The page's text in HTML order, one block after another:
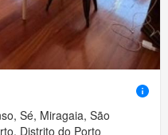
Sé, Miragaia, São
Distrito do Porto